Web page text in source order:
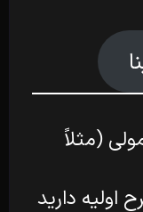
(مثلاً
دارید